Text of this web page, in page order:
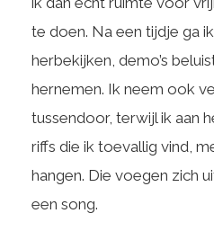
te doen. Na een tijdje ga
herbekijken, demo’s
hernemen. Ik neem ook
tussendoor, terwijl ik aan
riffs die ik toevallig vind,
hangen. Die voegen zich
een song.